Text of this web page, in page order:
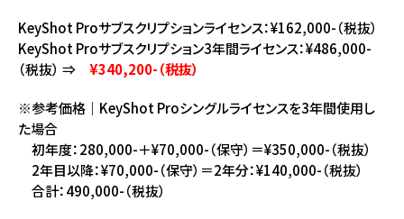
KeyShot Proサブスクリプションライセンス：¥162,000-（税抜）
KeyShot Proサブスクリプション3年間ライセンス：¥486,000-
（税抜） ⇒ ¥340,200-（税抜）
※参考価格｜KeyShot Proシングルライセンスを3年間使用し
た場合
初年度：280,000-＋¥70,000-（保守）＝¥350,000-（税抜）
2年目以降：¥70,000-（保守）＝2年分：¥140,000-（税抜）
合計：490,000-（税抜）